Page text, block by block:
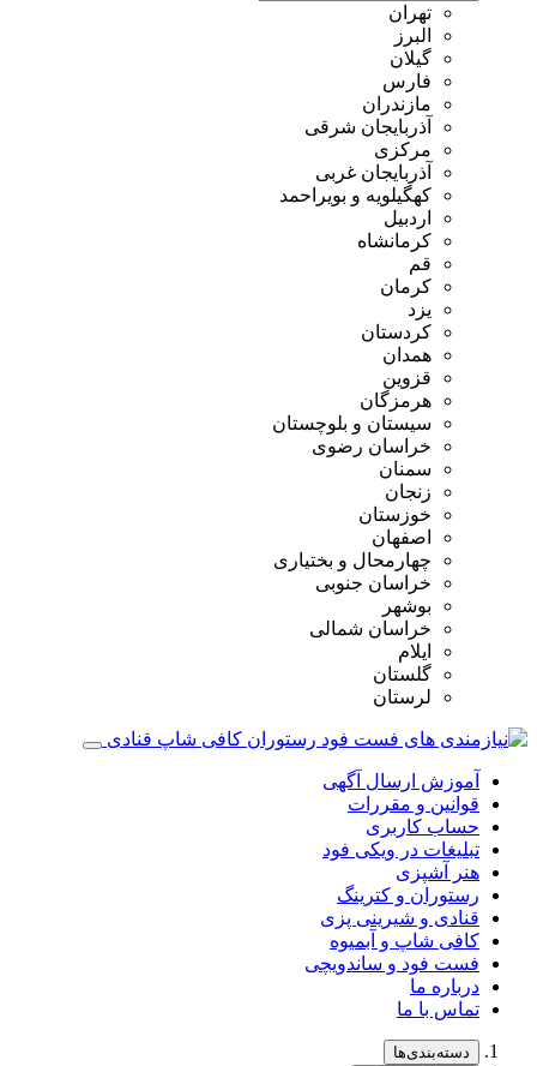
تهران
البرز
گیلان
فارس
مازندران
آذربایجان شرقی
مرکزی
آذربایجان غربی
کهگیلویه و بویراحمد
اردبیل
کرمانشاه
قم
کرمان
یزد
کردستان
همدان
قزوین
هرمزگان
سیستان و بلوچستان
خراسان رضوی
سمنان
زنجان
خوزستان
اصفهان
چهارمحال و بختیاری
خراسان جنوبی
بوشهر
خراسان شمالی
ایلام
گلستان
لرستان
آموزش ارسال آگهی
قوانین و مقررات
حساب کاربری
تبلیغات در ویکی فود
هنر آشپزی
رستوران و کترینگ
قنادی و شیرینی پزی
کافی شاپ و آبمیوه
فست فود و ساندویچی
درباره ما
تماس با ما
دسته‌بندی‌ها